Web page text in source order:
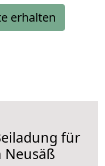
erhalten
für
Neusäß